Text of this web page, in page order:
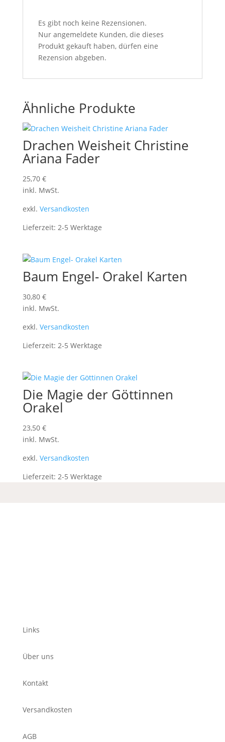
Es gibt noch keine Rezensionen.
Nur angemeldete Kunden, die dieses
Produkt gekauft haben, dürfen eine
Rezension abgeben.
Ähnliche Produkte
Drachen Weisheit Christine
Ariana Fader
25,70 €
inkl. MwSt.
exkl. Versandkosten
Lieferzeit: 2-5 Werktage
Baum Engel- Orakel Karten
30,80 €
inkl. MwSt.
exkl. Versandkosten
Lieferzeit: 2-5 Werktage
Die Magie der Göttinnen
Orakel
23,50 €
inkl. MwSt.
exkl. Versandkosten
Lieferzeit: 2-5 Werktage
Links
Über uns
Kontakt
Versandkosten
AGB